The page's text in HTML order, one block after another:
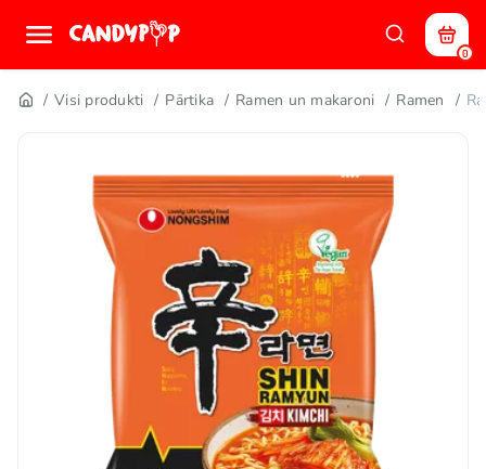
0
Visi produkti Pārtika Ramen un makaroni Ramen